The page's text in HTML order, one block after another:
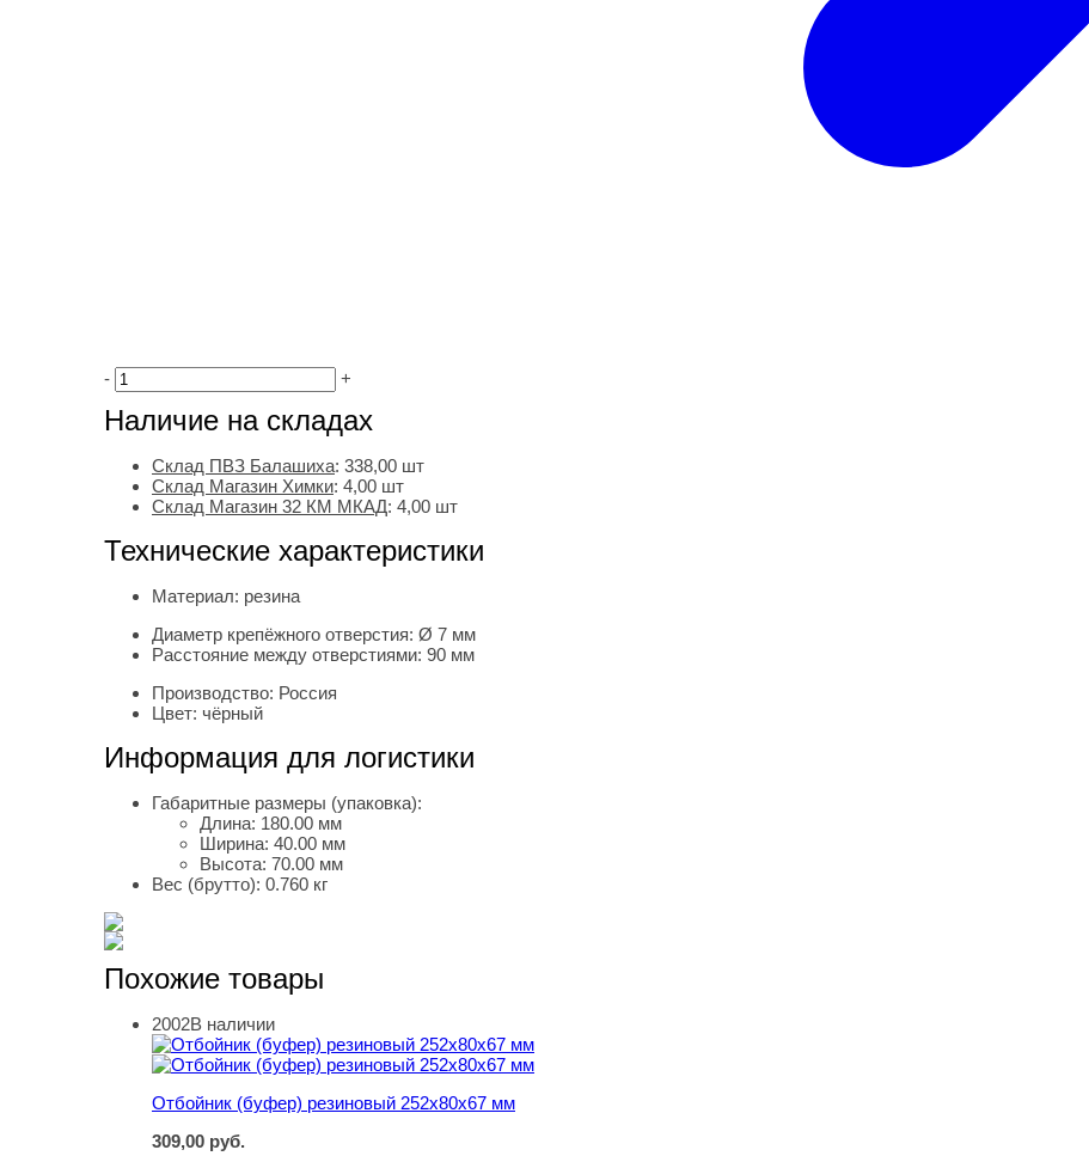
- +
Наличие на складах
Склад ПВЗ Балашиха: 338,00 шт
Склад Магазин Химки: 4,00 шт
Склад Магазин 32 КМ МКАД: 4,00 шт
Технические характеристики
Материал: резина
Диаметр крепёжного отверстия: Ø 7 мм
Расстояние между отверстиями: 90 мм
Производство: Россия
Цвет: чёрный
Информация для логистики
Габаритные размеры (упаковка):
Длина: 180.00 мм
Ширина: 40.00 мм
Высота: 70.00 мм
Вес (брутто): 0.760 кг
Похожие товары
Отбойник (буфер) резиновый 252х80х67 мм
2002В наличии
Отбойник (буфер) резиновый 252х80х67 мм
309,00 руб.